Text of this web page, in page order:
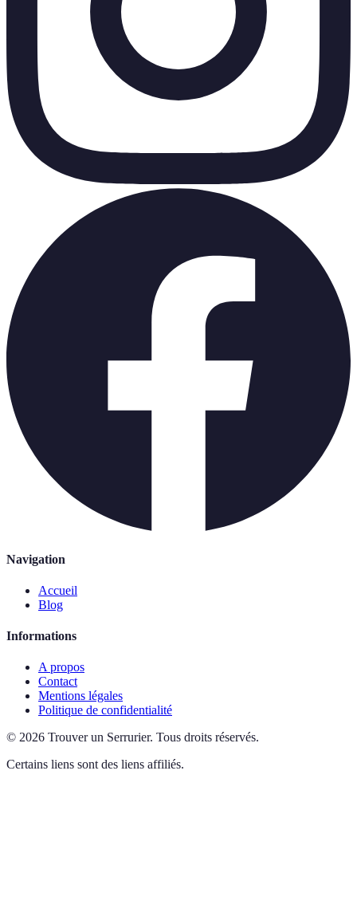
Navigation
Accueil
Blog
Informations
A propos
Contact
Mentions légales
Politique de confidentialité
© 2026 Trouver un Serrurier. Tous droits réservés.
Certains liens sont des liens affiliés.